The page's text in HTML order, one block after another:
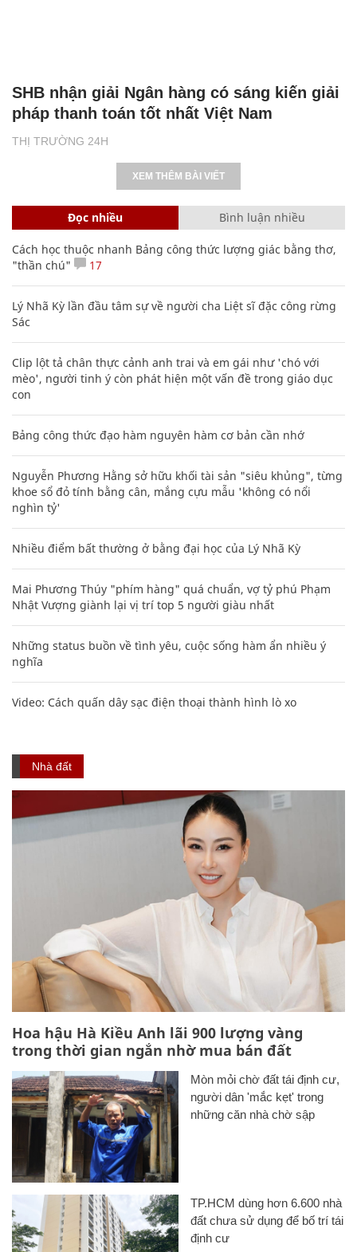
THỊ TRƯỜNG 24H
SHB nhận giải Ngân hàng có sáng kiến giải
pháp thanh toán tốt nhất Việt Nam
XEM THÊM BÀI VIẾT
Đọc nhiều Bình luận nhiều
Cách học thuộc nhanh Bảng công thức lượng giác bằng thơ,
"thần chú"
17
Lý Nhã Kỳ lần đầu tâm sự về người cha Liệt sĩ đặc công rừng
Sác
Clip lột tả chân thực cảnh anh trai và em gái như 'chó với
mèo', người tinh ý còn phát hiện một vấn đề trong giáo dục
con
Bảng công thức đạo hàm nguyên hàm cơ bản cần nhớ
Nguyễn Phương Hằng sở hữu khối tài sản "siêu khủng", từng
khoe sổ đỏ tính bằng cân, mắng cựu mẫu 'không có nổi
nghìn tỷ'
Nhiều điểm bất thường ở bằng đại học của Lý Nhã Kỳ
Mai Phương Thúy "phím hàng" quá chuẩn, vợ tỷ phú Phạm
Nhật Vượng giành lại vị trí top 5 người giàu nhất
Những status buồn về tình yêu, cuộc sống hàm ẩn nhiều ý
nghĩa
Video: Cách quấn dây sạc điện thoại thành hình lò xo
Nhà đất
Hoa hậu Hà Kiều Anh lãi 900 lượng vàng
trong thời gian ngắn nhờ mua bán đất
Mòn mỏi chờ đất tái định cư,
người dân 'mắc kẹt' trong
những căn nhà chờ sập
TP.HCM dùng hơn 6.600 nhà
đất chưa sử dụng để bố trí tái
định cư